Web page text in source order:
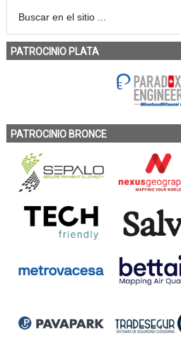
PATROCINIO PLATA
PATROCINIO BRONCE